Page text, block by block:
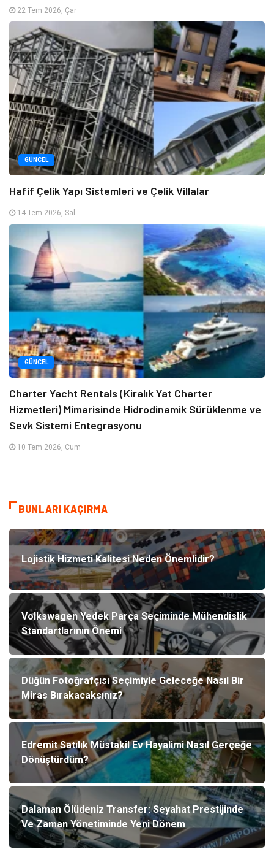
22 Tem 2026, Çar
GÜNCEL
Hafif Çelik Yapı Sistemleri ve Çelik Villalar
14 Tem 2026, Sal
GÜNCEL
Charter Yacht Rentals (Kiralık Yat Charter
Hizmetleri) Mimarisinde Hidrodinamik Sürüklenme ve
Sevk Sistemi Entegrasyonu
10 Tem 2026, Cum
BUNLARI KAÇIRMA
Lojistik Hizmeti Kalitesi Neden Önemlidir?
Volkswagen Yedek Parça Seçiminde Mühendislik
Standartlarının Önemi
Düğün Fotoğrafçısı Seçimiyle Geleceğe Nasıl Bir
Miras Bırakacaksınız?
Edremit Satılık Müstakil Ev Hayalimi Nasıl Gerçeğe
Dönüştürdüm?
Dalaman Ölüdeniz Transfer: Seyahat Prestijinde
Ve Zaman Yönetiminde Yeni Dönem